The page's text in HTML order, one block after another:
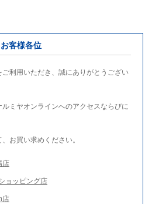
お客様各位
利用いただき、誠にありがとうござい
ミヤオンラインへのアクセスならびに
お買い求めください。
店
ョッピング店
店